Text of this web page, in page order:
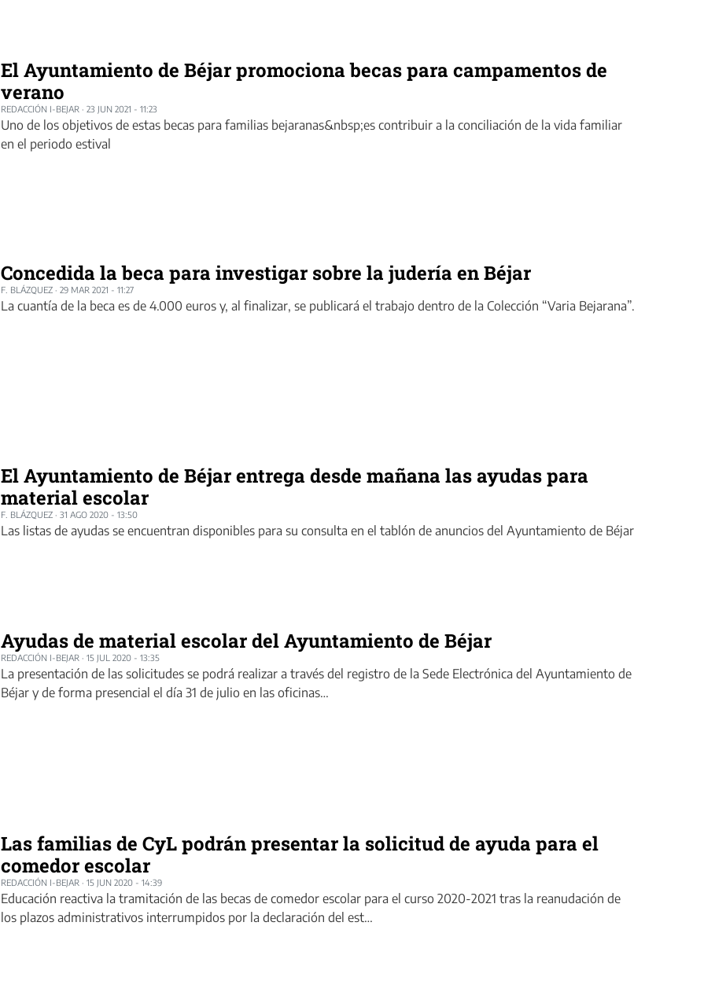
El Ayuntamiento de Béjar promociona becas para campamentos de
verano
REDACCIÓN I-BEJAR · 23 JUN 2021 - 11:23
Uno de los objetivos de estas becas para familias bejaranas&nbsp;es contribuir a la conciliación de la vida familiar
en el periodo estival
Concedida la beca para investigar sobre la judería en Béjar
F. BLÁZQUEZ · 29 MAR 2021 - 11:27
La cuantía de la beca es de 4.000 euros y, al finalizar, se publicará el trabajo dentro de la Colección “Varia Bejarana”.
El Ayuntamiento de Béjar entrega desde mañana las ayudas para
material escolar
F. BLÁZQUEZ · 31 AGO 2020 - 13:50
Las listas de ayudas se encuentran disponibles para su consulta en el tablón de anuncios del Ayuntamiento de Béjar
Ayudas de material escolar del Ayuntamiento de Béjar
REDACCIÓN I-BEJAR · 15 JUL 2020 - 13:35
La presentación de las solicitudes se podrá realizar a través del registro de la Sede Electrónica del Ayuntamiento de
Béjar y de forma presencial el día 31 de julio en las oficinas…
Las familias de CyL podrán presentar la solicitud de ayuda para el
comedor escolar
REDACCIÓN I-BEJAR · 15 JUN 2020 - 14:39
Educación reactiva la tramitación de las becas de comedor escolar para el curso 2020-2021 tras la reanudación de
los plazos administrativos interrumpidos por la declaración del est…